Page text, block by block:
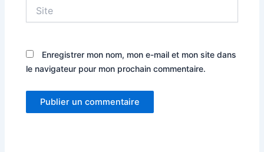
Enregistrer mon nom, mon e-mail et mon site dans
le navigateur pour mon prochain commentaire.